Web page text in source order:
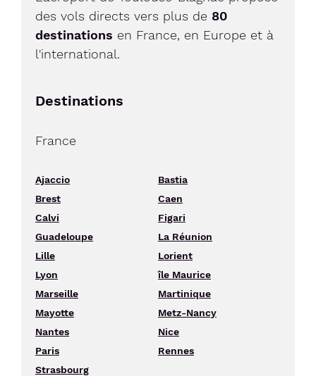
des vols directs vers plus de 80
destinations en France, en Europe et à
l'international.
Destinations
France
Ajaccio
Bastia
Brest
Caen
Calvi
Figari
Guadeloupe
La Réunion
Lille
Lorient
Lyon
île Maurice
Marseille
Martinique
Mayotte
Metz-Nancy
Nantes
Nice
Paris
Rennes
Strasbourg